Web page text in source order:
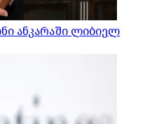
ანკარაში ლიბიელ